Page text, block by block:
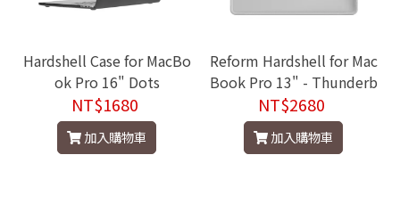
Hardshell Case for MacBo
ok Pro 16" Dots
NT$1680
加入購物車
Reform Hardshell for Mac
Book Pro 13" - Thunderb
olt 3 (USB-C) 2020~2022
NT$2680
加入購物車